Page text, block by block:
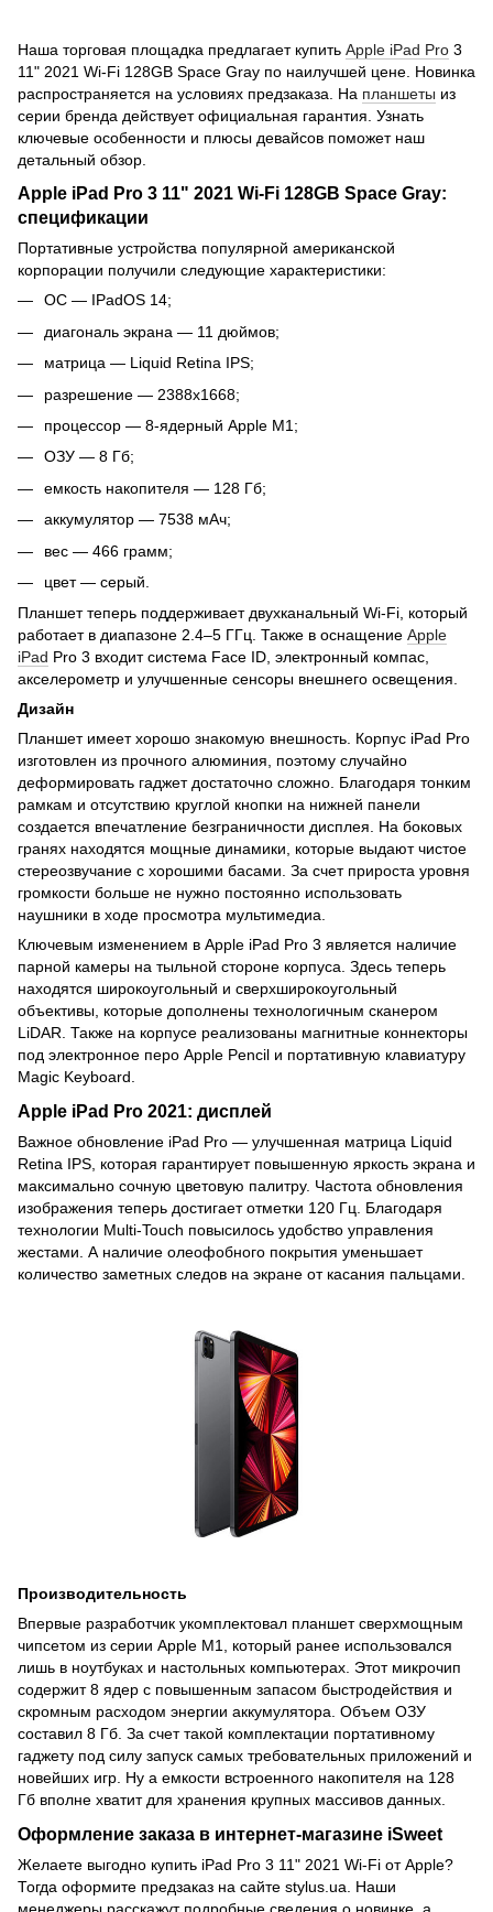
Наша торговая площадка предлагает купить Apple iPad Pro 3
11" 2021 Wi-Fi 128GB Space Gray по наилучшей цене. Новинка
распространяется на условиях предзаказа. На планшеты из
серии бренда действует официальная гарантия. Узнать
ключевые особенности и плюсы девайсов поможет наш
детальный обзор.
Apple iPad Pro 3 11" 2021 Wi-Fi 128GB Space Gray:
спецификации
Портативные устройства популярной американской
корпорации получили следующие характеристики:
ОС — IPadOS 14;
диагональ экрана — 11 дюймов;
матрица — Liquid Retina IPS;
разрешение — 2388x1668;
процессор — 8-ядерный Apple M1;
ОЗУ — 8 Гб;
емкость накопителя — 128 Гб;
аккумулятор — 7538 мАч;
вес — 466 грамм;
цвет — серый.
Планшет теперь поддерживает двухканальный Wi-Fi, который
работает в диапазоне 2.4–5 ГГц. Также в оснащение Apple
iPad Pro 3 входит система Face ID, электронный компас,
акселерометр и улучшенные сенсоры внешнего освещения.
Дизайн
Планшет имеет хорошо знакомую внешность. Корпус iPad Pro
изготовлен из прочного алюминия, поэтому случайно
деформировать гаджет достаточно сложно. Благодаря тонким
рамкам и отсутствию круглой кнопки на нижней панели
создается впечатление безграничности дисплея. На боковых
гранях находятся мощные динамики, которые выдают чистое
стереозвучание с хорошими басами. За счет прироста уровня
громкости больше не нужно постоянно использовать
наушники в ходе просмотра мультимедиа.
Ключевым изменением в Apple iPad Pro 3 является наличие
парной камеры на тыльной стороне корпуса. Здесь теперь
находятся широкоугольный и сверхширокоугольный
объективы, которые дополнены технологичным сканером
LiDAR. Также на корпусе реализованы магнитные коннекторы
под электронное перо Apple Pencil и портативную клавиатуру
Magic Keyboard.
Apple iPad Pro 2021: дисплей
Важное обновление iPad Pro — улучшенная матрица Liquid
Retina IPS, которая гарантирует повышенную яркость экрана и
максимально сочную цветовую палитру. Частота обновления
изображения теперь достигает отметки 120 Гц. Благодаря
технологии Multi-Touch повысилось удобство управления
жестами. А наличие олеофобного покрытия уменьшает
количество заметных следов на экране от касания пальцами.
Производительность
Впервые разработчик укомплектовал планшет сверхмощным
чипсетом из серии Apple M1, который ранее использовался
лишь в ноутбуках и настольных компьютерах. Этот микрочип
содержит 8 ядер с повышенным запасом быстродействия и
скромным расходом энергии аккумулятора. Объем ОЗУ
составил 8 Гб. За счет такой комплектации портативному
гаджету под силу запуск самых требовательных приложений и
новейших игр. Ну а емкости встроенного накопителя на 128
Гб вполне хватит для хранения крупных массивов данных.
Оформление заказа в интернет-магазине iSweet
Желаете выгодно купить iPad Pro 3 11" 2021 Wi-Fi от Apple?
Тогда оформите предзаказ на сайте stylus.ua. Наши